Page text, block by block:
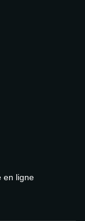
en ligne